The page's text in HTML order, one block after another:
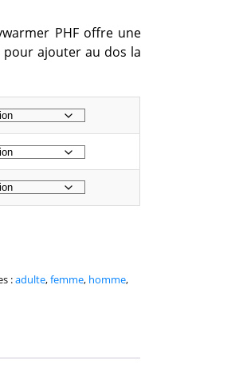
PHF offre une
ajouter au dos la
:adulte,femme, homme,